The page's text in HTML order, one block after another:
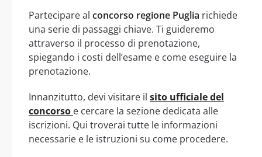
Partecipare al concorso regione Puglia richiede
una serie di passaggi chiave. Ti guideremo
attraverso il processo di prenotazione,
spiegando i costi dell’esame e come eseguire la
prenotazione.
Innanzitutto, devi visitare il sito ufficiale del
concorso e cercare la sezione dedicata alle
iscrizioni. Qui troverai tutte le informazioni
necessarie e le istruzioni su come procedere.